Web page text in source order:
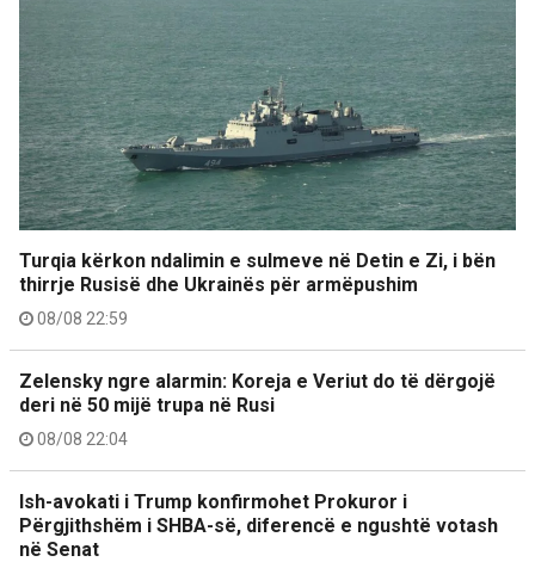
Turqia kërkon ndalimin e sulmeve në Detin e Zi, i bën
thirrje Rusisë dhe Ukrainës për armëpushim
08/08 22:59
Zelensky ngre alarmin: Koreja e Veriut do të dërgojë
deri në 50 mijë trupa në Rusi
08/08 22:04
Ish-avokati i Trump konfirmohet Prokuror i
Përgjithshëm i SHBA-së, diferencë e ngushtë votash
në Senat